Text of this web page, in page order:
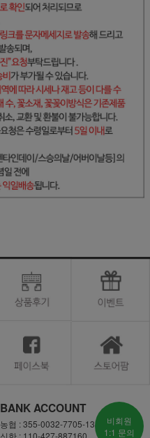
BANK ACCOUNT
농협 : 355-0032-7705-13
신한 : 110-427-887160
비회원
1:1 문의